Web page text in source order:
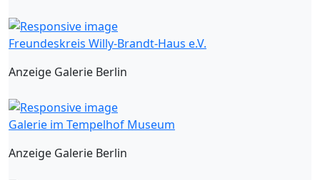
Freundeskreis Willy-Brandt-Haus e.V.
Anzeige Galerie Berlin
Galerie im Tempelhof Museum
Anzeige Galerie Berlin